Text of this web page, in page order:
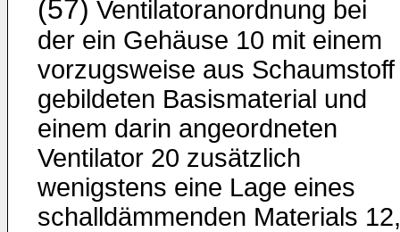
(57) Ventilatoranordnung bei
der ein Gehäuse 10 mit einem
vorzugsweise aus Schaumstoff
gebildeten Basismaterial und
einem darin angeordneten
Ventilator 20 zusätzlich
wenigstens eine Lage eines
schalldämmenden Materials 12,